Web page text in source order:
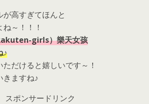
高すぎてほんと
～！！！
girls）樂天女孩
♪
だけると嬉しいです～！
きますね♪
スポンサードリンク